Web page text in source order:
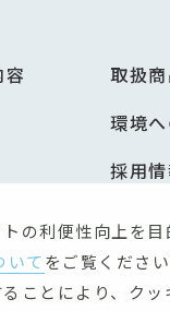
取扱
環境
採用
個人情報保護方針
の利便性向上を
いてをご覧ください
ことにより、ク